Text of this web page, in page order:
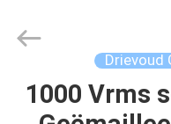
HUIS
Material
Co,.Ltd.
Drievoud
1000 Vrms